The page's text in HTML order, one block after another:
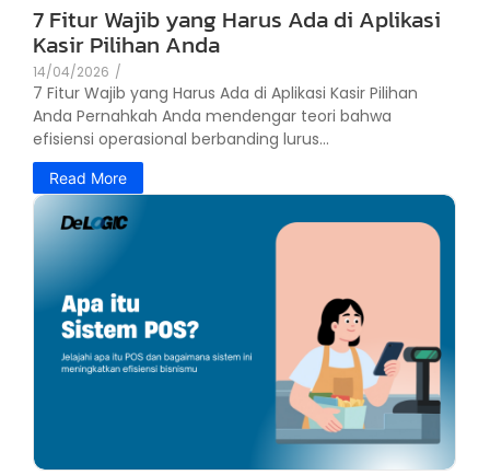
7 Fitur Wajib yang Harus Ada di Aplikasi
Kasir Pilihan Anda
14/04/2026 /
7 Fitur Wajib yang Harus Ada di Aplikasi Kasir Pilihan
Anda Pernahkah Anda mendengar teori bahwa
efisiensi operasional berbanding lurus...
Read More